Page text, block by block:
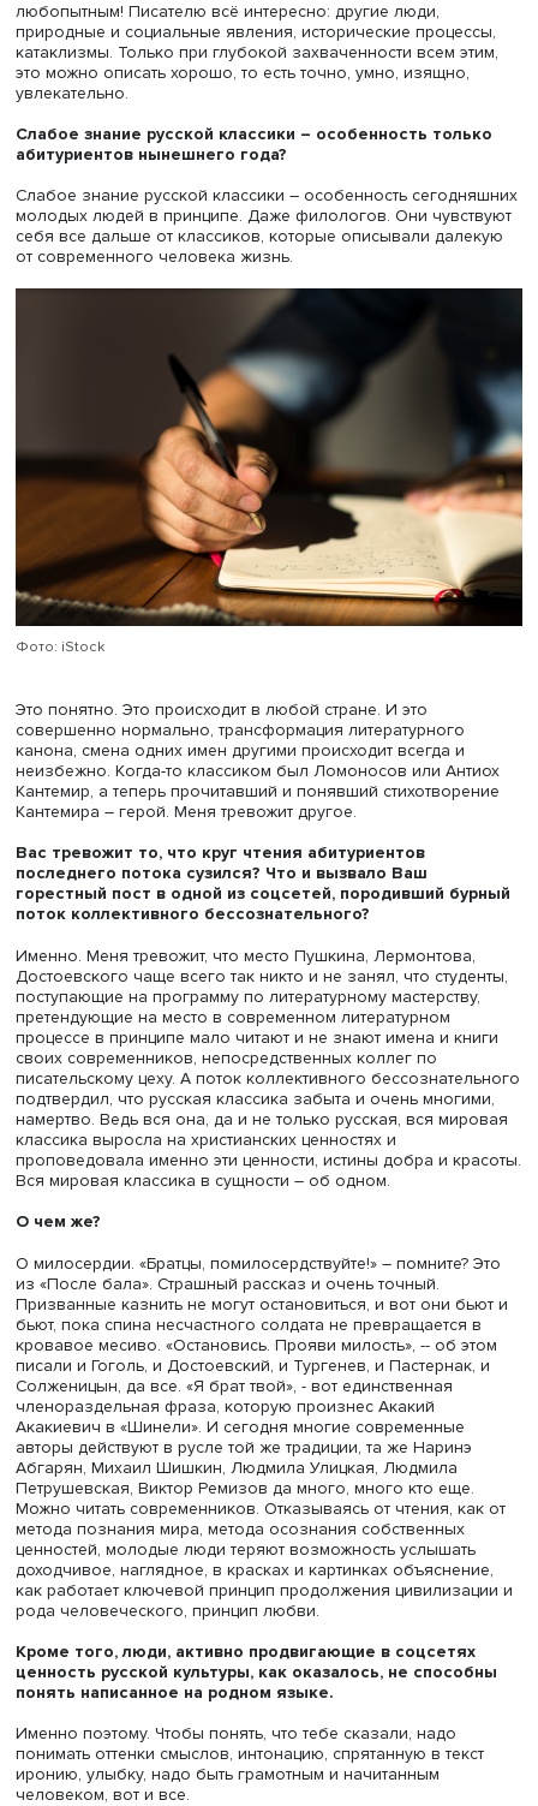
олимпийский чемпион по фигурному катанию на
коньках, электрик, животновод. Как видите, разброс
профессий – широкий, и это отдельное счастье. Потому
каждый приносит свой опыт в прозу и в наш класс.
Много ли среди них талантливых молодых людей,
можно назвать надеждой современной российской
литературы?
Все. Правда. Все талантливые, кто-то чуть больше, кто-
меньше. Других у нас нет. И все – надежды, некоторые
реализовавшиеся, с книгами и признанием, мы, кстати,
тщательно фиксируем на страничке нашей программы,
Достижения наших студентов » и «
Любят ли они читать и слушать или они
на собственном творческом поиске?
Мы с Мариной Степновой, писателем и сценаристом,
том и говорим на наших семинарах: писатель должен
любопытным! Писателю всё интересно: другие люди,
природные и социальные явления, исторические
катаклизмы. Только при глубокой захваченности всем
это можно описать хорошо, то есть точно, умно,
увлекательно.
Слабое знание русской классики – особенность
Слабое знание русской классики – особенность
молодых людей в принципе. Даже филологов. Они
себя все дальше от классиков, которые описывали
от современного человека жизнь.
Фото: iStock
Это понятно. Это происходит в любой стране. И это
совершенно нормально, трансформация литературного
канона, смена одних имен другими происходит всегда и
неизбежно. Когда-то классиком был Ломоносов или
Кантемир, а теперь прочитавший и понявший
Кантемира – герой. Меня тревожит другое.
Вас тревожит то, что круг чтения абитуриентов
последнего потока сузился? Что и вызвало Ваш
горестный пост в одной из соцсетей, породивший
поток коллективного бессознательного?
Именно. Меня тревожит, что место Пушкина,
Достоевского чаще всего так никто и не занял, что
претендующие на место в современном литературном
процессе в принципе мало читают и не знают имена и
своих современников, непосредственных коллег по
подтвердил, что русская классика забыта и очень
намертво. Ведь вся она, да и не только русская, вся
классика выросла на христианских ценностях и